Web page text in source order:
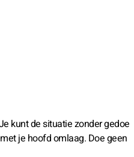
kunt de situatie zonder gedoe
je hoofd omlaag. Doe geen